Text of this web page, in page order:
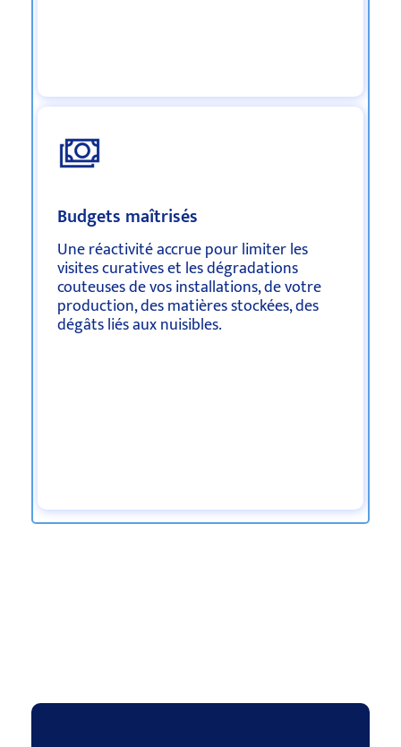
Budgets maîtrisés
Une réactivité accrue pour limiter les
visites curatives et les dégradations
couteuses de vos installations, de votre
production, des matières stockées, des
dégâts liés aux nuisibles.